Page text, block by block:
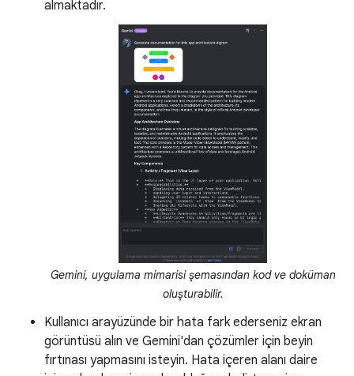
almaktadır.
Gemini, uygulama mimarisi şemasından kod ve doküman
oluşturabilir.
Kullanıcı arayüzünde bir hata fark ederseniz ekran
görüntüsü alın ve Gemini'dan çözümler için beyin
fırtınası yapmasını isteyin. Hata içeren alanı daire